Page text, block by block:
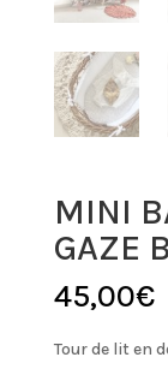
MINI
GAZE
45,00€
Tour de lit en